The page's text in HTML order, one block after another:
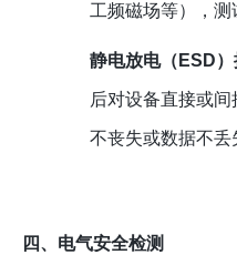
工频磁场等），测
静电放电（ESD）
后对设备直接或
不丧失或数据不丢
四、电气安全检测